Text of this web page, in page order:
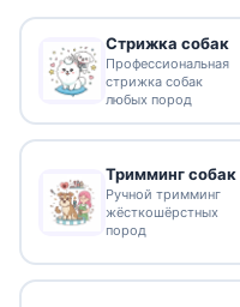
Стрижка собак
Профессиональная
стрижка собак
любых пород
Тримминг собак
Ручной тримминг
жёсткошёрстных
пород